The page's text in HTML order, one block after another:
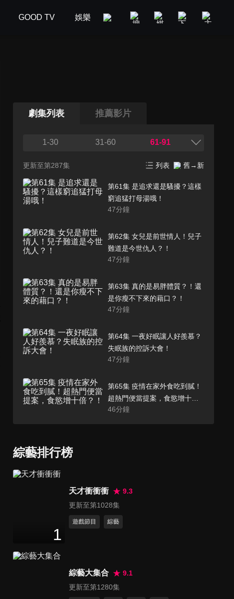
GOOD TV 娛樂 美食旅遊 新聞政論
劇集列表 推薦影片
1-30 31-60 61-91
更新至第287集 列表 舊→新
第61集 是追求還是騷擾？這樣
窮追猛打母湯哦！
47分鐘
第62集 女兒是前世情人！兒子
難道是今世仇人？！
47分鐘
第63集 真的是易胖體質？！還
是你瘦不下來的藉口？！
47分鐘
第64集 一夜好眠讓人好羨慕？
失眠族的控訴大會！
47分鐘
第65集 疫情在家外食吃到膩！
超熱門便當提案，食慾增十
倍？！
46分鐘
第67集 別怪男人愛生氣！這一
47分鐘
第69集 七嘴八舌就是爽！超瘋
綜藝排行榜
1
天才衝衝衝
9.3
更新至第1028集
遊戲節目 綜藝
綜藝大集合
9.1
更新至第1280集